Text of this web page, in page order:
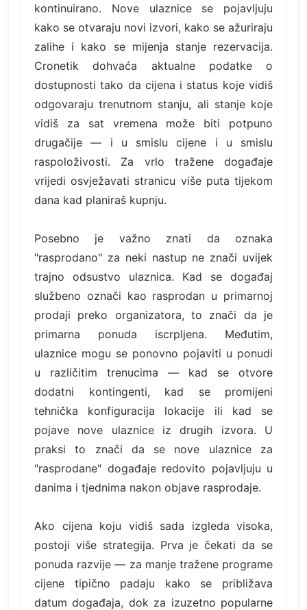
kontinuirano. Nove ulaznice se pojavljuju
kako se otvaraju novi izvori, kako se ažuriraju
zalihe i kako se mijenja stanje rezervacija.
Cronetik dohvaća aktualne podatke o
dostupnosti tako da cijena i status koje vidiš
odgovaraju trenutnom stanju, ali stanje koje
vidiš za sat vremena može biti potpuno
drugačije — i u smislu cijene i u smislu
raspoloživosti. Za vrlo tražene događaje
vrijedi osvježavati stranicu više puta tijekom
dana kad planiraš kupnju.
Posebno je važno znati da oznaka
"rasprodano" za neki nastup ne znači uvijek
trajno odsustvo ulaznica. Kad se događaj
službeno označi kao rasprodan u primarnoj
prodaji preko organizatora, to znači da je
primarna ponuda iscrpljena. Međutim,
ulaznice mogu se ponovno pojaviti u ponudi
u različitim trenucima — kad se otvore
dodatni kontingenti, kad se promijeni
tehnička konfiguracija lokacije ili kad se
pojave nove ulaznice iz drugih izvora. U
praksi to znači da se nove ulaznice za
"rasprodane" događaje redovito pojavljuju u
danima i tjednima nakon objave rasprodaje.
Ako cijena koju vidiš sada izgleda visoka,
postoji više strategija. Prva je čekati da se
ponuda razvije — za manje tražene programe
cijene tipično padaju kako se približava
datum događaja, dok za izuzetno popularne